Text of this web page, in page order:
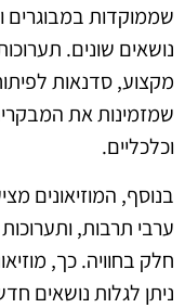
שממוקדות במבוגרים
נושאים שונים.
מקצוע, סדנאות
שמזמינות את
וכלכליים.
בנוסף, המוזיאונים
ערבי תרבות,
חלק בחוויה. כך,
ניתן לגלות נושאים